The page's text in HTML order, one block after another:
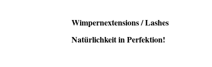
Wimpernextensions / Lashes
Natürlichkeit in Perfektion!